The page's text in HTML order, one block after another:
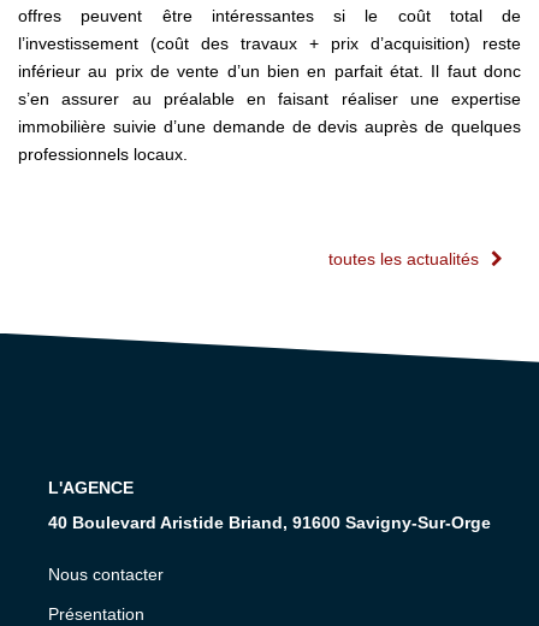
offres peuvent être intéressantes si le coût total de
l’investissement (coût des travaux + prix d’acquisition) reste
inférieur au prix de vente d’un bien en parfait état. Il faut donc
s’en assurer au préalable en faisant réaliser une expertise
immobilière suivie d’une demande de devis auprès de quelques
professionnels locaux.
toutes les actualités
L'AGENCE
40 Boulevard Aristide Briand, 91600 Savigny-Sur-Orge
Nous contacter
Présentation